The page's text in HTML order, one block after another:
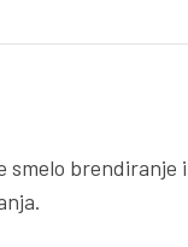
smelo brendiranje i